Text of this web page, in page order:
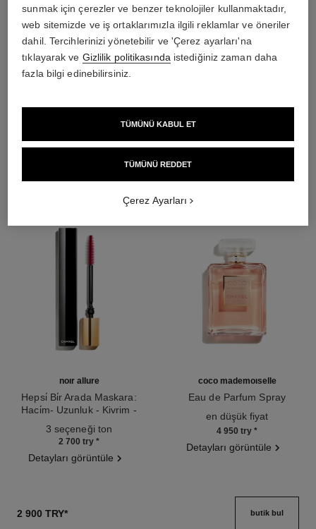
THE PERFECT MATCH
noir allure
Hepsi̇ Bi̇r Arada Maskara:
Haci̇m- Uzunluk - Kivrim -
3 seçeneği ton
2 700 try *
Detayları görüntüle
coco mademoiselle
Eau de Parfum Spray
en düşük fiyat
4 950 try *
Detayları görüntüle
2 900 TRY* butik bul
sunmak için çerezler ve benzer teknolojiler kullanmaktadır,
web sitemizde ve iş ortaklarımızla ilgili reklamlar ve öneriler
dahil. Tercihlerinizi yönetebilir ve 'Çerez ayarları'na
tıklayarak ve Gizlilik politikasında istediğiniz zaman daha
fazla bilgi edinebilirsiniz.
TÜMÜNÜ REDDET
TÜMÜNÜ KABUL ET
Çerez Ayarları